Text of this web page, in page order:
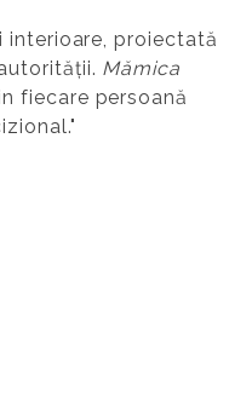
interioare, proiectată
Mămica
fiecare persoană